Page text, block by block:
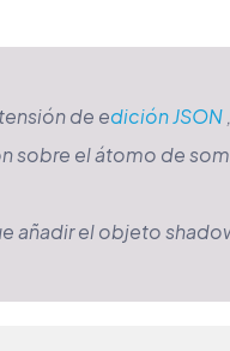
de edición JSON
sobre el átomo de
añadir el objeto